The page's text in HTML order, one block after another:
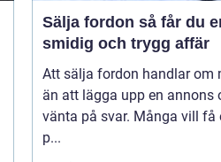
Sälja fordon så får du en
smidig och trygg affär
Att sälja fordon handlar om
än att lägga upp en annons
vänta på svar. Många vill få
p...